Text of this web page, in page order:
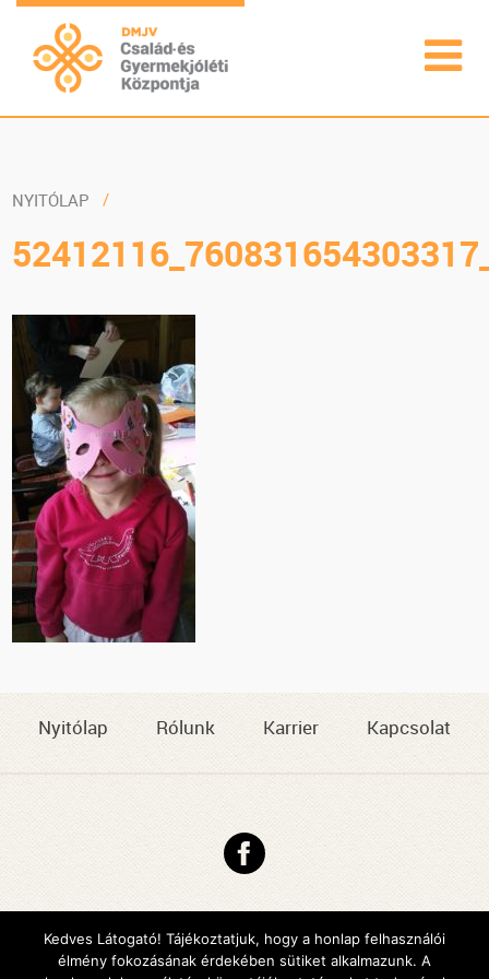
NYITÓLAP
Nyitólap Rólunk Karrier Kapcsolat
Copyright © 2026 DMJV Család- és Gyermekjóléti Központja
Impresszum
Kedves Látogató! Tájékoztatjuk, hogy a honlap felhasználói
élmény fokozásának érdekében sütiket alkalmazunk. A